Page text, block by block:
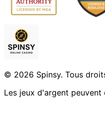
© 2026 Spinsy. Tous
Les jeux d'argent peuvent